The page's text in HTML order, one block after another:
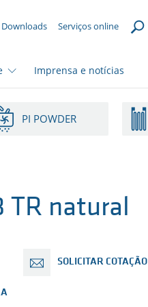
Downloads Serviços online
Imprensa e notícias
PI POWDER
TR natural
SOLICITAR COTAÇÃO